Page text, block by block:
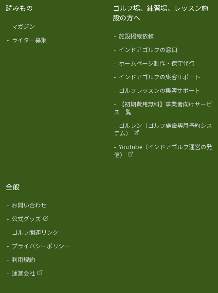
読みもの
- マガジン
- ライター募集
ゴルフ場、練習場、レッスン施
設の方へ
- 施設掲載依頼
- インドアゴルフの窓口
- ホームページ制作・保守代行
- インドアゴルフの集客サポート
- ゴルフレッスンの集客サポート
-
【初期費用無料】事業者向けサービ
ス一覧
- ゴルレン（ゴルフ施設専用予約シス
テム）
- YouTube（インドアゴルフ運営の発
信）
全般
- お問い合わせ
- 公式グッズ
- ゴルフ関連リンク
- プライバシーポリシー
- 利用規約
- 運営会社